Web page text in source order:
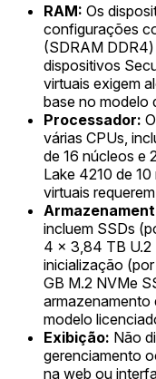
RAM: Os
configurações
(SDRAM
dispositivos
virtuais exigem
base no modelo
Processador:
várias CPUs,
de 16 núcleos e
Lake 4210 de
virtuais
incluem SSDs
4 x 3,84 TB U.2
inicialização
GB M.2 NVMe
armazenamento
modelo
Exibição: Não
gerenciamento
na web ou